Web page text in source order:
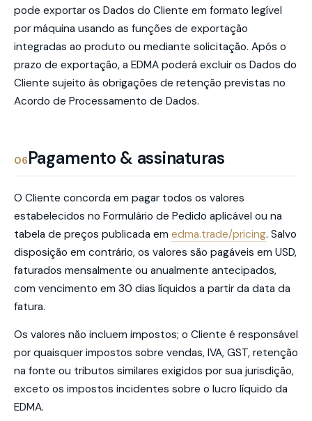
pode exportar os Dados do Cliente em formato legível
por máquina usando as funções de exportação
integradas ao produto ou mediante solicitação. Após o
prazo de exportação, a EDMA poderá excluir os Dados do
Cliente sujeito às obrigações de retenção previstas no
Acordo de Processamento de Dados.
06Pagamento & assinaturas
O Cliente concorda em pagar todos os valores
estabelecidos no Formulário de Pedido aplicável ou na
tabela de preços publicada em edma.trade/pricing. Salvo
disposição em contrário, os valores são pagáveis em USD,
faturados mensalmente ou anualmente antecipados,
com vencimento em 30 dias líquidos a partir da data da
fatura.
Os valores não incluem impostos; o Cliente é responsável
por quaisquer impostos sobre vendas, IVA, GST, retenção
na fonte ou tributos similares exigidos por sua jurisdição,
exceto os impostos incidentes sobre o lucro líquido da
EDMA.